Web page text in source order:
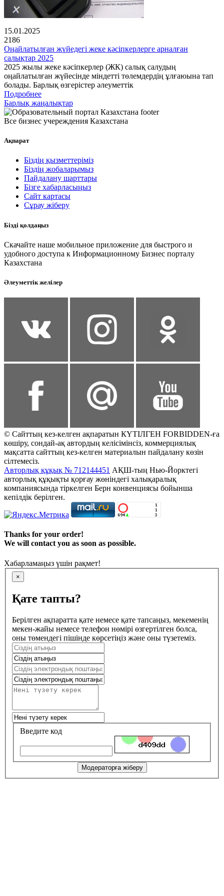
15.01.2025
2186
Оңайлатылған жүйедегі жеке кәсіпкерлерге арналған
салықтар 2025
2025 жылы жеке кәсіпкерлер (ЖК) салық салудың
оңайлатылған жүйесінде міндетті төлемдердің ұлғаюына тап
болады. Барлық өзгерістер әлеуметтік
Подробнее
Барлық жаңалықтар
Все бизнес учереждения Казахстана
Ақпарат
Біздің қызметтеріміз
Біздің жобаларымыз
Пайдалану шарттары
Бізге хабарласыңыз
Сайт картасы
Сұрау жіберу
Бізді қолдаңыз
Скачайте наше мобильное приложение для быстрого и
удобного доступа к Информационному Бизнес порталу
Казахстана
Әлеуметтік желілер
© Сайттың кез-келген ақпаратын КҮТІЛГЕН FORBIDDEN-ға
көшіру, сондай-ақ автордың келісімінсіз, коммерциялық
мақсатта сайттың кез-келген материалын пайдалану көзін
сілтемесіз.
Авторлық құқық № 712144451 АҚШ-тың Нью-Йорктегі
авторлық құқықты қорғау жөніндегі халықаралық
компаниясында тіркелген Берн конвенциясы бойынша
кепілдік берілген.
Thanks for your order!
We will contact you as soon as possible.
Хабарламаңыз үшін рақмет!
×
Қате тапты?
Берілген ақпаратта қате немесе қате тапсаңыз, мекеменің
мекен-жайы немесе телефон нөмірі өзгертілген болса,
оны төмендегі пішінде көрсетіңіз және оны түзетеміз.
Введите код
Модераторға жіберу